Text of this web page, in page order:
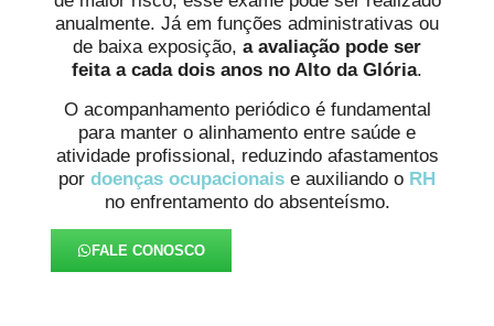
anualmente. Já em funções administrativas ou
de baixa exposição, a avaliação pode ser
feita a cada dois anos no Alto da Glória.
O acompanhamento periódico é fundamental
para manter o alinhamento entre saúde e
atividade profissional, reduzindo afastamentos
por doenças ocupacionais e auxiliando o RH
no enfrentamento do absenteísmo.
FALE CONOSCO